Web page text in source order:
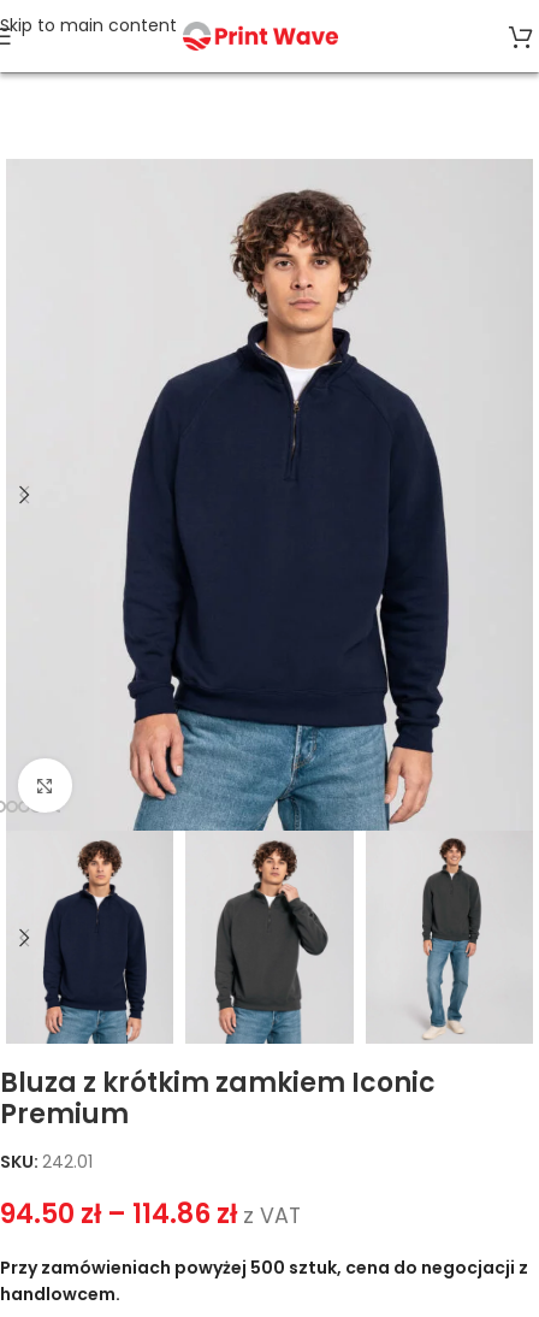
Skip to main content
Kliknij, aby powiększyć
Bluza z krótkim zamkiem Iconic
Premium
SKU: 242.01
94.50 zł – 114.86zł z VAT
Przy zamówieniach powyżej 500 sztuk, cena do negocjacji z
handlowcem.